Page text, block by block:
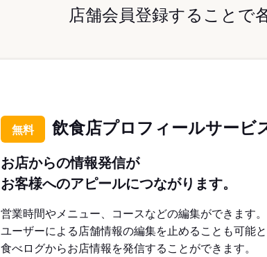
店舗会員登録することで
無料 飲食店プロフィールサービ
お店からの情報発信が
お客様へのアピールにつながります。
営業時間やメニュー、コースなどの編集ができます。
ユーザーによる店舗情報の編集を止めることも可能と
食べログからお店情報を発信することができます。